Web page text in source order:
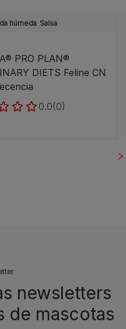
húmeda Salsa
PRO PLAN®
DIETS Feline CN
0.0(0)
newsletters
de mascotas​